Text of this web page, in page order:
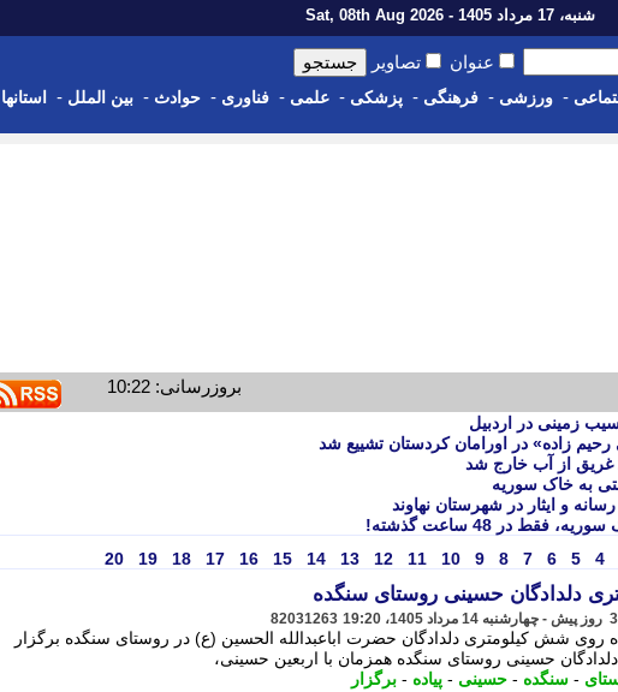
شنبه، 17 مرداد 1405 - Sat, 08th Aug 2026
عنوان تصاویر
- ورزشی - فرهنگی - پزشکی - علمی - فناوری - حوادث - بین الملل - استانها
بروزرسانی: 10:22
زمینی در اردبیل
زاده» در اورامان کردستان تشییع شد
به خاک سوریه
4
5
6
7
8
9
10
11
12
13
14
15
16
17
18
19
20
3 روز پیش - چهارشنبه 14 مرداد 1405، 19:20 82031263
روی شش کیلومتری دلدادگان حضرت اباعبدالله الحسین (ع) در روستای سنگده برگزار
- سنگده - حسینی - پیاده - برگزار